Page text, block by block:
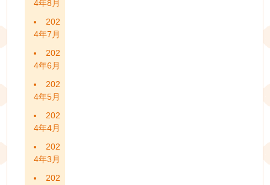
4年8月
202
4年7月
202
4年6月
202
4年5月
202
4年4月
202
4年3月
202